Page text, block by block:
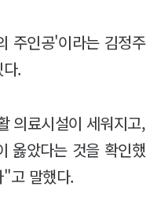
주인공'이라는 김정주
.
의료시설이 세워지고,
옳았다는 것을 확인했
고 말했다.